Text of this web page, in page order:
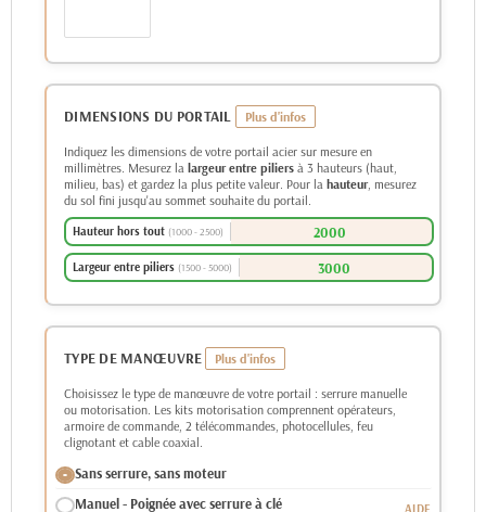
DIMENSIONS DU PORTAIL
Indiquez les dimensions de votre portail acier sur mesure en
millimètres. Mesurez la largeur entre piliers à 3 hauteurs (haut,
milieu, bas) et gardez la plus petite valeur. Pour la hauteur, mesurez
du sol fini jusqu'au sommet souhaite du portail.
Hauteur hors tout (1000 - 2500)
Largeur entre piliers (1500 - 5000)
TYPE DE MANŒUVRE
Choisissez le type de manœuvre de votre portail : serrure manuelle
ou motorisation. Les kits motorisation comprennent opérateurs,
armoire de commande, 2 télécommandes, photocellules, feu
clignotant et cable coaxial.
Sans serrure, sans moteur
Manuel - Poignée avec serrure à clé